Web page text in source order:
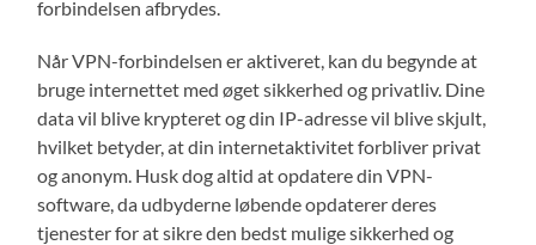
forbindelsen afbrydes.
Når VPN-forbindelsen er aktiveret, kan du begynde at
bruge internettet med øget sikkerhed og privatliv. Dine
data vil blive krypteret og din IP-adresse vil blive skjult,
hvilket betyder, at din internetaktivitet forbliver privat
og anonym. Husk dog altid at opdatere din VPN-
software, da udbyderne løbende opdaterer deres
tjenester for at sikre den bedst mulige sikkerhed og